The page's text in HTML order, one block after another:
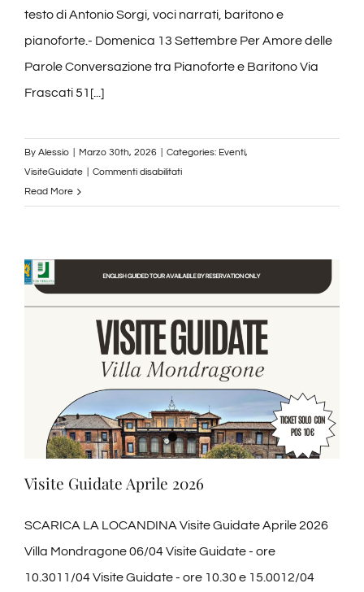
testo di Antonio Sorgi, voci narrati, baritono e
pianoforte.- Domenica 13 Settembre Per Amore delle
Parole Conversazione tra Pianoforte e Baritono Via
Frascati 51[...]
By Alessio Marzo 30th, 2026 Categories: Eventi,
VisiteGuidate
Commenti disabilitatisu
Read More
Visite Guidate Aprile 2026
SCARICA LA LOCANDINA Visite Guidate Aprile 2026
Villa Mondragone 06/04 Visite Guidate - ore
10.3011/04 Visite Guidate - ore 10.30 e 15.0012/04